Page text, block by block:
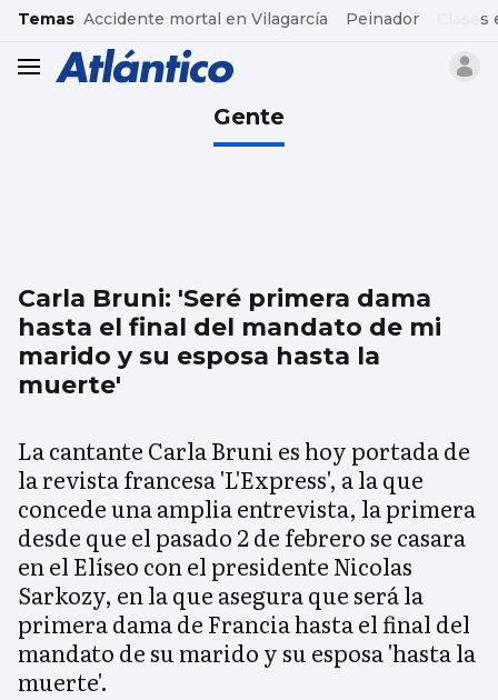
common.go-to-content
Temas Accidente mortal en Vilagarcía Peinador
header.menu.open
Gente
Carla Bruni: 'Seré primera dama
hasta el final del mandato de mi
marido y su esposa hasta la
muerte'
La cantante Carla Bruni es hoy portada de
la revista francesa 'L'Express', a la que
concede una amplia entrevista, la primera
desde que el pasado 2 de febrero se casara
en el Elíseo con el presidente Nicolas
Sarkozy, en la que asegura que será la
primera dama de Francia hasta el final del
mandato de su marido y su esposa 'hasta la
muerte'.